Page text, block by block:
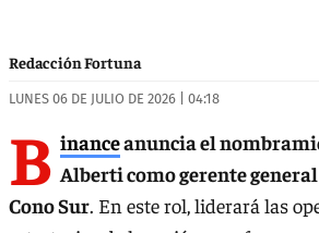
Redacción Fortuna
LUNES 06 DE JULIO DE 2026 | 04:18
B inanceanuncia el
Alberti como gerente
Cono Sur. En este rol, liderará las